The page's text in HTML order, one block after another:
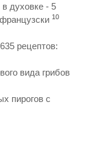
духовке - 5
10
рецептов:
вида грибов
пирогов с